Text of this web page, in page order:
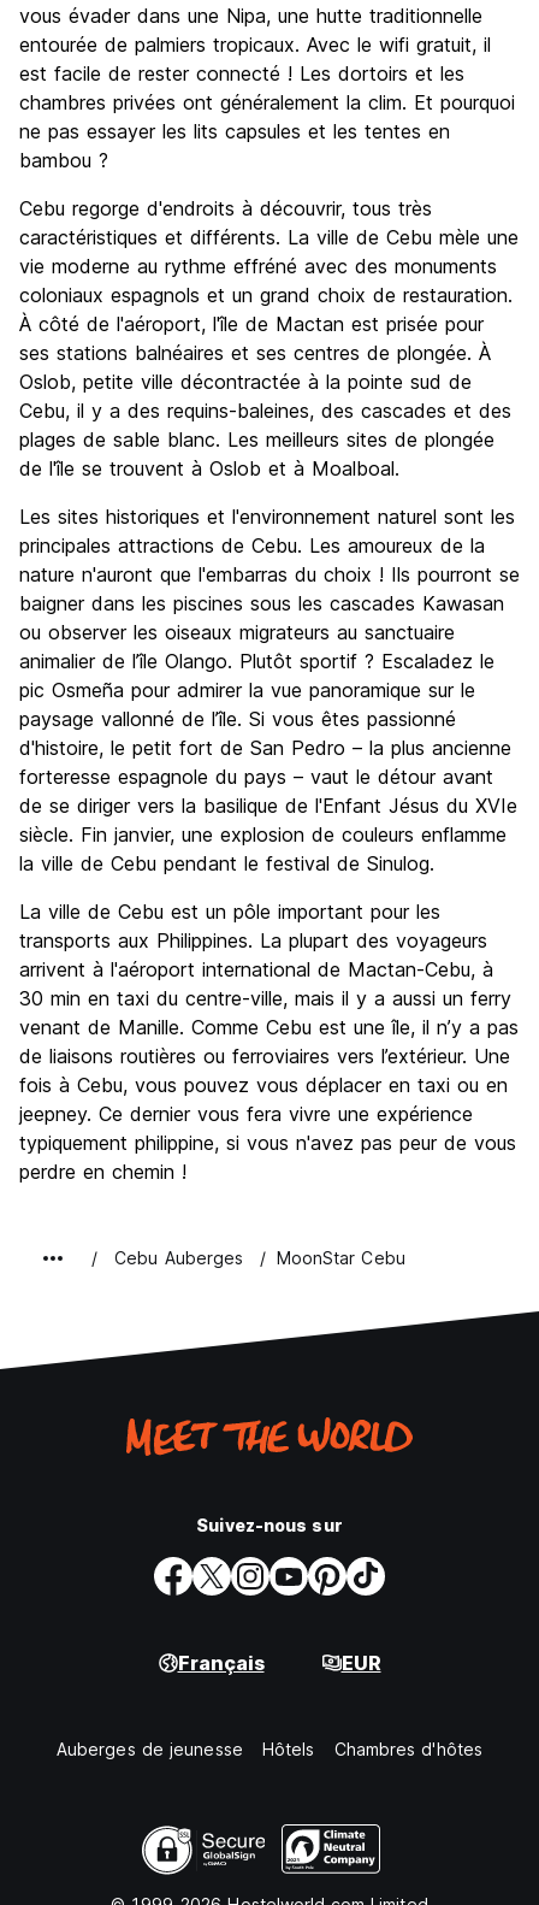
vous évader dans une Nipa, une hutte traditionnelle
entourée de palmiers tropicaux. Avec le wifi gratuit, il
est facile de rester connecté ! Les dortoirs et les
chambres privées ont généralement la clim. Et pourquoi
ne pas essayer les lits capsules et les tentes en
bambou ?
Cebu regorge d'endroits à découvrir, tous très
caractéristiques et différents. La ville de Cebu mèle une
vie moderne au rythme effréné avec des monuments
coloniaux espagnols et un grand choix de restauration.
À côté de l'aéroport, l'île de Mactan est prisée pour
ses stations balnéaires et ses centres de plongée. À
Oslob, petite ville décontractée à la pointe sud de
Cebu, il y a des requins-baleines, des cascades et des
plages de sable blanc. Les meilleurs sites de plongée
de l'île se trouvent à Oslob et à Moalboal.
Les sites historiques et l'environnement naturel sont les
principales attractions de Cebu. Les amoureux de la
nature n'auront que l'embarras du choix ! Ils pourront se
baigner dans les piscines sous les cascades Kawasan
ou observer les oiseaux migrateurs au sanctuaire
animalier de l’île Olango. Plutôt sportif ? Escaladez le
pic Osmeña pour admirer la vue panoramique sur le
paysage vallonné de l’île. Si vous êtes passionné
d'histoire, le petit fort de San Pedro – la plus ancienne
forteresse espagnole du pays – vaut le détour avant
de se diriger vers la basilique de l'Enfant Jésus du XVIe
siècle. Fin janvier, une explosion de couleurs enflamme
la ville de Cebu pendant le festival de Sinulog.
La ville de Cebu est un pôle important pour les
transports aux Philippines. La plupart des voyageurs
arrivent à l'aéroport international de Mactan-Cebu, à
30 min en taxi du centre-ville, mais il y a aussi un ferry
venant de Manille. Comme Cebu est une île, il n’y a pas
de liaisons routières ou ferroviaires vers l’extérieur. Une
fois à Cebu, vous pouvez vous déplacer en taxi ou en
jeepney. Ce dernier vous fera vivre une expérience
typiquement philippine, si vous n'avez pas peur de vous
perdre en chemin !
Cebu Auberges MoonStar Cebu
Suivez-nous sur
Français EUR
Auberges de jeunesse Hôtels Chambres d'hôtes